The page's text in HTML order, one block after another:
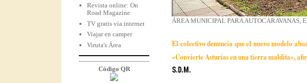
ÁREA MUNICIPAL PARA AUTOCARAVANAS,
El colectivo denuncia que el nuevo modelo
«Convierte Asturias en una tierra maldita»,
S.D.M.
Revista online: On
Road Magazine
TV gratis vía internet
Viajar en camper
Viruta's Área
Código QR